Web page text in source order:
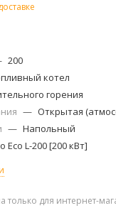
200
котел
горения
— Открытая
— Напольный
Eco L-200 [200 кВт]
только для интернет-